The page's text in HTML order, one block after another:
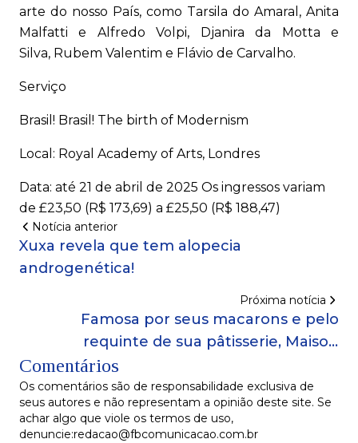
arte do nosso País, como Tarsila do Amaral, Anita
Malfatti e Alfredo Volpi, Djanira da Motta e
Silva, Rubem Valentim e Flávio de Carvalho.
Serviço
Brasil! Brasil! The birth of Modernism
Local: Royal Academy of Arts, Londres
Data: até 21 de abril de 2025 Os ingressos variam
de £23,50 (R$ 173,69) a £25,50 (R$ 188,47)
Notícia anterior
Xuxa revela que tem alopecia
androgenética!
Próxima notícia
Famosa por seus macarons e pelo
requinte de sua pâtisserie, Maison
Ladurée inaugura casa de chá na Galeries
Lafayette!
Comentários
Os comentários são de responsabilidade exclusiva de
seus autores e não representam a opinião deste site. Se
achar algo que viole os termos de uso,
denuncie:redacao@fbcomunicacao.com.br